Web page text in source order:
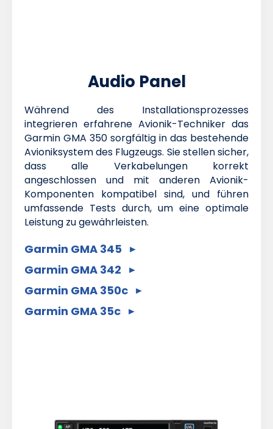
Audio Panel
Während des Installationsprozesses
integrieren erfahrene Avionik-Techniker das
Garmin GMA 350 sorgfältig in das bestehende
Avioniksystem des Flugzeugs. Sie stellen sicher,
dass alle Verkabelungen korrekt
angeschlossen und mit anderen Avionik-
Komponenten kompatibel sind, und führen
umfassende Tests durch, um eine optimale
Leistung zu gewährleisten.
Garmin GMA 345
Garmin GMA 342
Garmin GMA 350c
Garmin GMA 35c